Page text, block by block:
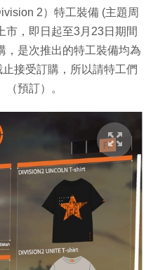
2）特工裝備 (主題周
市，即日起至3月23日期間
，是次推出的特工裝備均為
接受訂購，所以請特工們
預訂）。